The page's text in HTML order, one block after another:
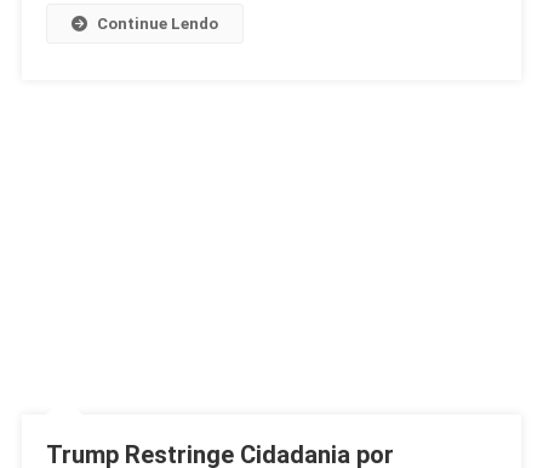
Continue Lendo
Trump Restringe Cidadania por